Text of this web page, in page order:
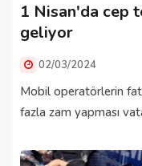
1 Nisan'da cep
geliyor
02/03/2024
Mobil operatörlerin
fazla zam yapması